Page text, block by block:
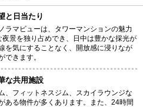
と日当たり
ラマビューは、タワーマンションの魅力
景を独り占めでき、日中は豊かな採光が
を気にすることなく、開放感に浸りなが
できます。
な共用施設
、フィットネスジム、スカイラウンジな
ある物件が多くあります。また、24時間